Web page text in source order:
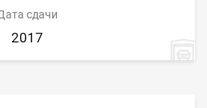
сдачи
2017